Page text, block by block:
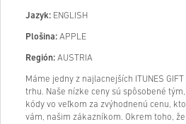
Jazyk: ENGLISH
Plošina: APPLE
Región: AUSTRIA
Máme jedny z najlacnejších ITUNES GIFT
trhu. Naše nízke ceny sú spôsobené
kódy vo veľkom za zvýhodnenú cenu,
vám, našim zákazníkom. Okrem toho,